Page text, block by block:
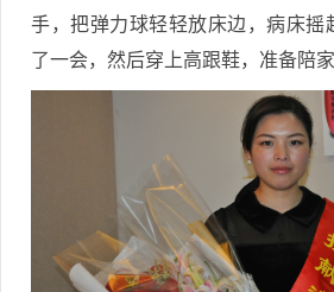
手，把弹力球轻轻放床边，病床摇
了一会，然后穿上高跟鞋，准备陪家